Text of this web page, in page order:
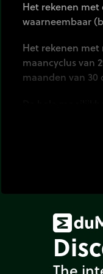
Het rekenen met
waarneembaar
Het rekenen met
maancyclus van
maanden van 30
deze opnieuw